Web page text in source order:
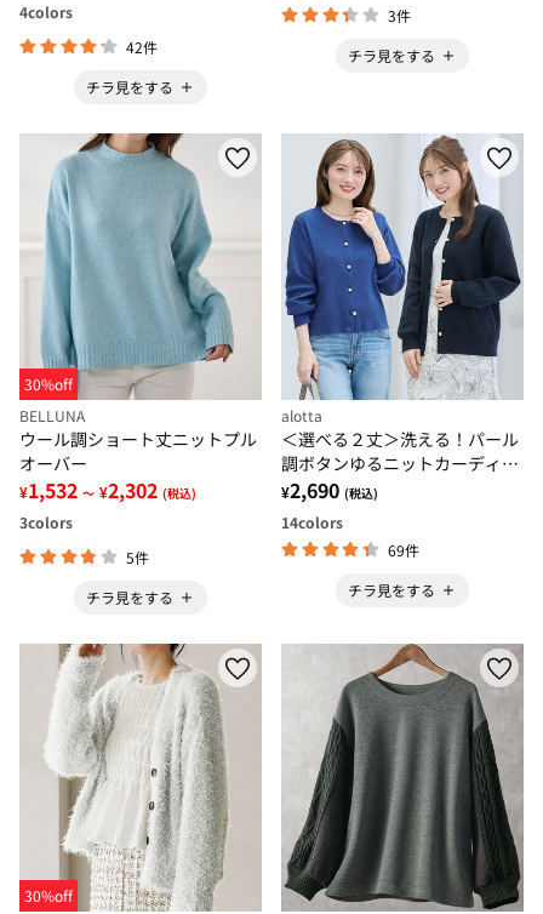
4colors
42件
チラ見をする
3件
チラ見をする
30%off
BELLUNA
ウール調ショート丈ニットプル
オーバー
¥1,532 ～ ¥2,302 (税込)
3colors
5件
チラ見をする
alotta
＜選べる２丈＞洗える！パール
調ボタンゆるニットカーディガ
ン
¥2,690 (税込)
14colors
69件
チラ見をする
30%off